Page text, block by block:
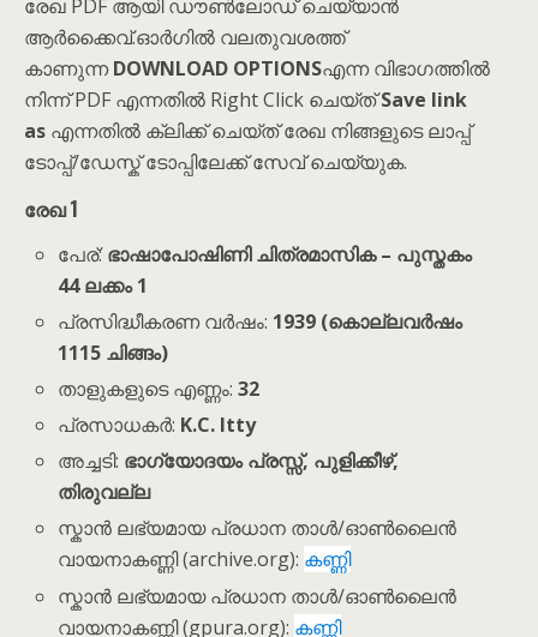
രേഖ PDF ആയി ഡൗൺലോഡ് ചെയ്യാൻ
ആർക്കൈവ്.ഓർഗിൽ വലതുവശത്ത്
കാണുന്നDOWNLOAD OPTIONSഎന്ന വിഭാഗത്തിൽ
നിന്ന് PDF എന്നതിൽ Right Click ചെയ്ത്Save link
as എന്നതിൽ ക്ലിക്ക് ചെയ്ത് രേഖ നിങ്ങളുടെ ലാപ്പ്
ടോപ്പ്/ഡേസ്ക് ടോപ്പിലേക്ക് സേവ് ചെയ്യുക.
രേഖ 1
പേര്:ഭാഷാപോഷിണി ചിത്രമാസിക – പുസ്തകം
44 ലക്കം 1
പ്രസിദ്ധീകരണ വർഷം: 1939 (കൊല്ലവർഷം
1115 ചിങ്ങം)
താളുകളുടെ എണ്ണം:32
പ്രസാധകർ: K.C. Itty
അച്ചടി: ഭാഗ്യോദയം പ്രസ്സ്, പുളിക്കീഴ്,
തിരുവല്ല
സ്കാൻ ലഭ്യമായ പ്രധാന താൾ/ഓൺലൈൻ
വായനാകണ്ണി (archive.org): കണ്ണി
സ്കാൻ ലഭ്യമായ പ്രധാന താൾ/ഓൺലൈൻ
വായനാകണ്ണി (gpura.org): കണ്ണി